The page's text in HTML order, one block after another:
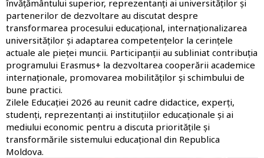
învățământului superior, reprezentanți ai universităților și
partenerilor de dezvoltare au discutat despre
transformarea procesului educațional, internaționalizarea
universităților și adaptarea competențelor la cerințele
actuale ale pieței muncii. Participanții au subliniat contribuția
programului Erasmus+ la dezvoltarea cooperării academice
internaționale, promovarea mobilităților și schimbului de
bune practici.
Zilele Educației 2026 au reunit cadre didactice, experți,
studenți, reprezentanți ai instituțiilor educaționale și ai
mediului economic pentru a discuta prioritățile și
transformările sistemului educațional din Republica
Moldova.